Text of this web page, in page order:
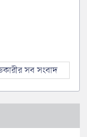
সব সংবাদ